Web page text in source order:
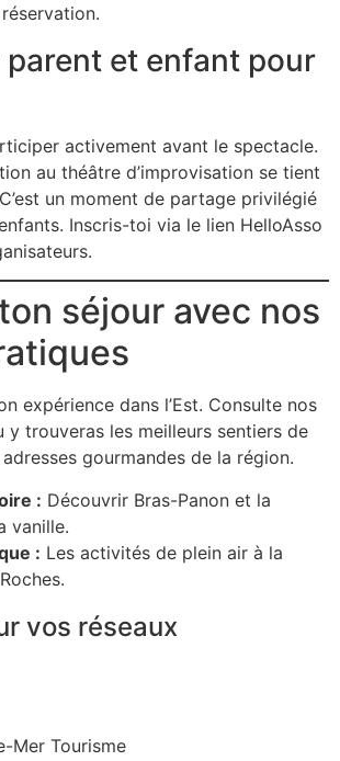
parent et enfant pour
activement avant le spectacle.
au théâtre d’improvisation se tient
C’est un moment de partage privilégié
Inscris-toi via le lien HelloAsso
séjour avec nos
expérience dans l’Est. Consulte nos
y trouveras les meilleurs sentiers de
gourmandes de la région.
: Découvrir Bras-Panon et la
vanille.
: Les activités de plein air à la
vos réseaux